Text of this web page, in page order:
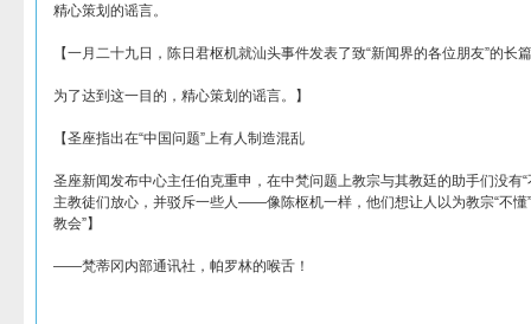
精心策划的谣言。
【一月二十九日，陈日君枢机就汕头事件发表了致“新闻界的各位朋友”的长
为了达到这一目的，精心策划的谣言。】
【圣座指出在“中国问题”上有人制造混乱
圣座新闻发布中心主任伯克重申，在中梵问题上教宗与其教廷的助手们没有
主教徒们放心，并驳斥一些人——像陈枢机一样，他们想让人以为教宗“不懂
教会”】
——梵蒂冈内部通讯社，帕罗林的喉舌！